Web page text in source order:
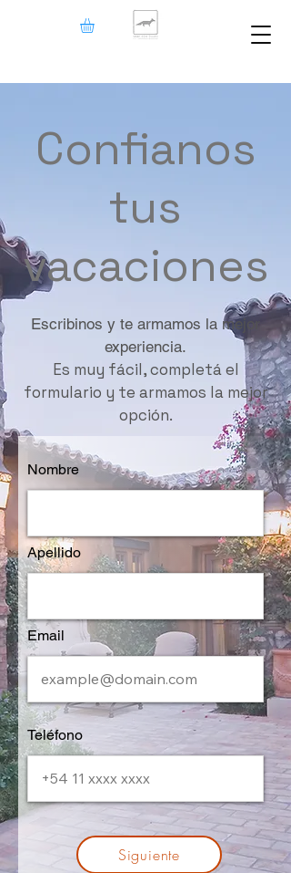
Confianos
tus
vacaciones
Escribinos y te armamos la mejor
experiencia.
Es muy fácil, completá el
formulario y te armamos la mejor
opción.
Nombre
Apellido
Email
Teléfono
Siguiente